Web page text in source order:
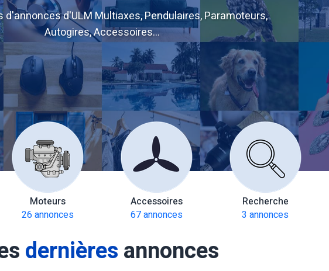
d'annonces d'ULM Multiaxes, Pendulaires, Paramoteurs,
Autogires, Accessoires...
Moteurs
26 annonces
Accessoires
67 annonces
Recherche
3 annonces
dernièresannonces